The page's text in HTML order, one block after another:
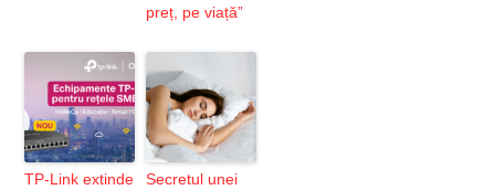
preț, pe viață”
TP-Link extinde
Secretul unei